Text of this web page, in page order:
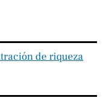
de riqueza